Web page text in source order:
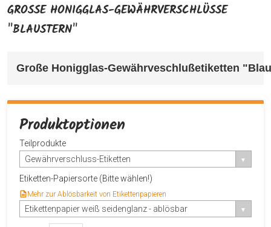
GROSSE HONIGGLAS-GEWÄHRVERSCHLÜSSE "
BLAUSTERN"
Große Honigglas-Gewährveschlußetiketten
Produktoptionen
Teilprodukte
Gewährverschluss-Etiketten
Etiketten-Papiersorte (Bitte wählen!)
Mehr zur Ablösbarkeit von Etikettenpapieren
Etikettenpapier weiß seidenglanz - ablösbar